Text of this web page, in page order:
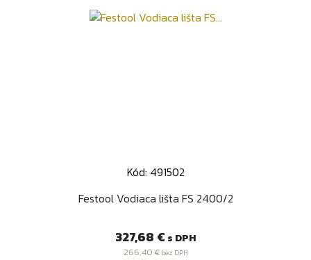
Kód: 491502
Festool Vodiaca lišta FS 2400/2
Cena
327,68 € s DPH
266,40 €bez DPH